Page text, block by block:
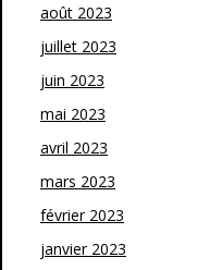
août 2023
juillet 2023
juin 2023
mai 2023
avril 2023
mars 2023
février 2023
janvier 2023